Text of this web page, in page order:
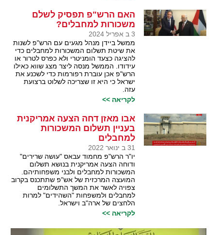
האם הרש"פ תפסיק לשלם
משכורות למחבלים?
3 ב אפריל 2024
ממשל ביידן מנהל מגעים עם הרש"פ לשנות
את שיטת תשלום המשכורות למחבלים כדי
להציגה כצעד הומניטרי ולא כפרס לטרור או
עידודו. הממשל מנסה ליצר מצג שווא כאילו
הרש"פ אכן עוברת רפורמות כדי לשכנע את
ישראל כי היא זו שצריכה לשלוט ברצועת
עזה.
לקריאה >>
אבו מאזן דחה הצעה אמריקנית
בעניין תשלום המשכורות
למחבלים
31 ב ינואר 2022
יו"ר הרש"פ מחמוד עבאס "עושה שרירים"
ודוחה הצעה אמריקנית בנושא תשלום
המשכורות למחבלים ולבני משפחותיהם.
המועצה המרכזית של אש"פ שתתכנס בקרוב
צפויה לאשר את המשך התשלומים
למחבלים ולמשפחות "השהידים" למרות
הלחצים של ארה"ב וישראל.
לקריאה >>